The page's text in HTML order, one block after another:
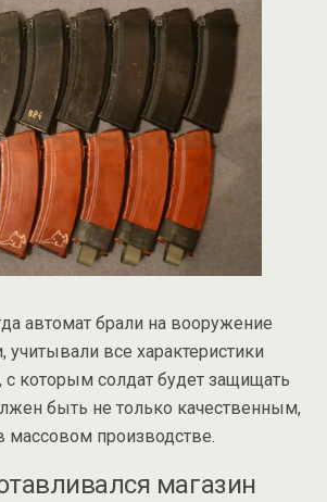
автомат брали на вооружение
учитывали все характеристики
с которым солдат будет защищать
быть не только качественным,
массовом производстве.
магазин